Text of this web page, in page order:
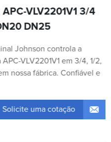
VLV2201V1 3/4
DN25
Johnson controla a
VLV2201V1 em 3/4, 1/2,
nossa fábrica. Confiável e
Solicite uma cotação